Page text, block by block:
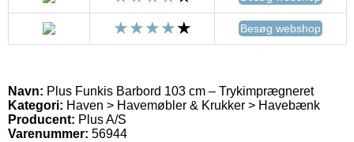
Besøg webshop
Navn: Plus Funkis Barbord 103 cm – Trykimprægneret
Kategori: Haven > Havemøbler & Krukker > Havebænk
Producent: Plus A/S
Varenummer: 56944